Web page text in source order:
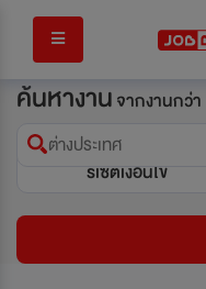
ค้นหางานจากงานกว่า
ต่างประเทศ
รีเซ็ตเงื่อนไข